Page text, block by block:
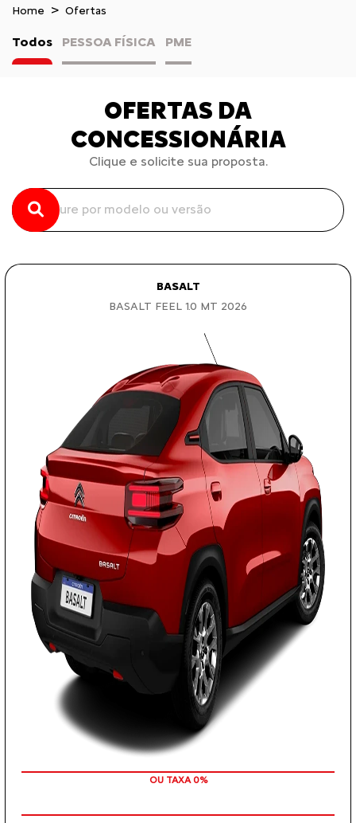
Home Ofertas
Todos PESSOA FÍSICA PME
OFERTAS DA
CONCESSIONÁRIA
Clique e solicite sua proposta.
BASALT
BASALT FEEL 1.0 MT 2026
COM SEU USADO NA TROCA